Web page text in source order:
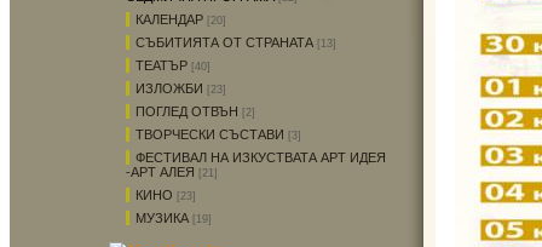
КАЛЕНДАР [20]
СЪБИТИЯТА ОТ СТРАНАТА [13]
ТЕАТЪР [40]
ИЗЛОЖБИ [23]
ПОГЛЕД ОТВЪН [2]
ТВОРЧЕСКИ СЪСТАВИ [3]
ФЕСТИВАЛ НА ИЗКУСТВАТА АРТ ИДЕЯ
-АРТ АЛЕЯ
[21]
КИНО [23]
МУЗИКА [19]